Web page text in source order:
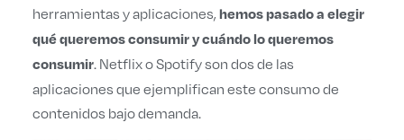
herramientas y aplicaciones,hemos pasado a elegir
qué queremos consumir y cuándo lo queremos
consumir. Netflix o Spotify son dos de las
aplicaciones que ejemplifican este consumo de
contenidos bajo demanda.